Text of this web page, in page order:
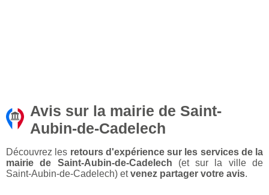
Avis sur la mairie de Saint-
Aubin-de-Cadelech
Découvrez les retours d'expérience sur les services de la
mairie de Saint-Aubin-de-Cadelech (et sur la ville de
Saint-Aubin-de-Cadelech) etvenez partager votre avis.